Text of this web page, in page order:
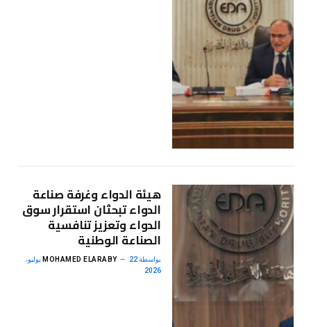
هيئة الدواء وغرفة صناعة
الدواء تبحثان استقرار سوق
الدواء وتعزيز تنافسية
الصناعة الوطنية
بواسطة MOHAMED ELARABY 22 يوليو،
2026